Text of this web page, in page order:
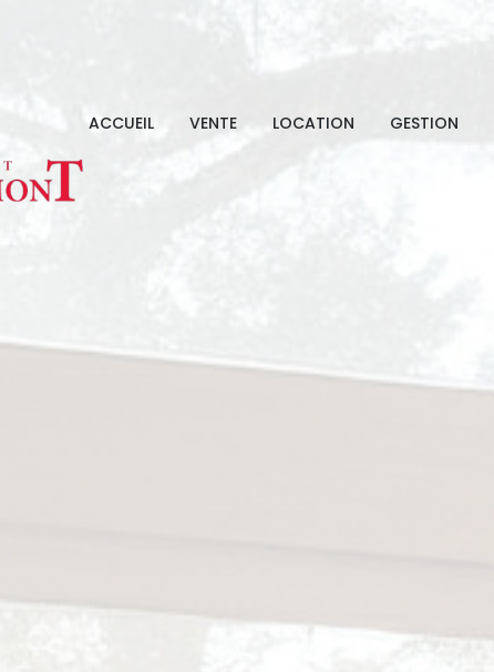
ACCUEIL VENTE LOCATION GESTION